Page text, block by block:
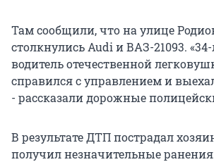
Там сообщили, что на улице
столкнулись Audi и ВАЗ-21093.
водитель отечественной
справился с управлением и
- рассказали дорожные
В результате ДТП пострадал
получил незначительные